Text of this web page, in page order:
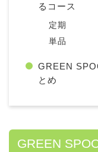
るコース
定期
単品
GREEN
とめ
GREEN